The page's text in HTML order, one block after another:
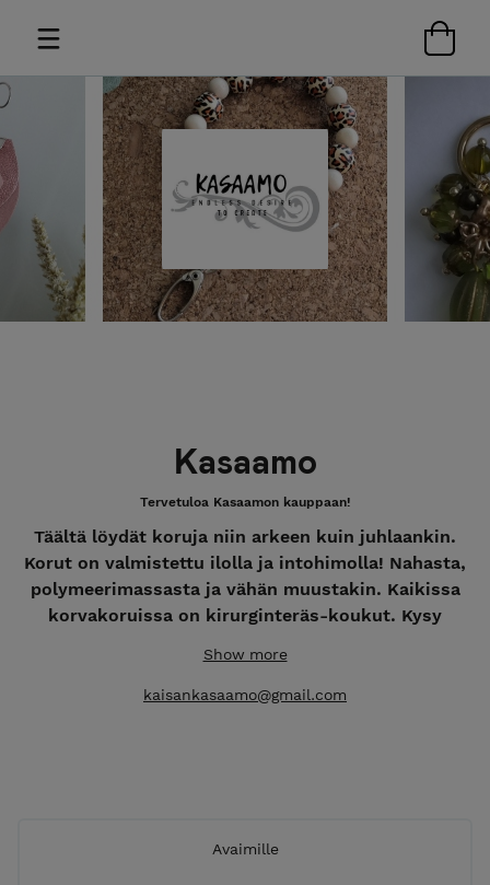
Kasaamo
Tervetuloa Kasaamon kauppaan!
Täältä löydät koruja niin arkeen kuin juhlaankin.
Korut on valmistettu ilolla ja intohimolla! Nahasta,
polymeerimassasta ja vähän muustakin. Kaikissa
korvakoruissa on kirurginteräs-koukut. Kysy
luomiseen - käsityötä Kangasalta.
Show more
kaisankasaamo@gmail.com
Avaimille